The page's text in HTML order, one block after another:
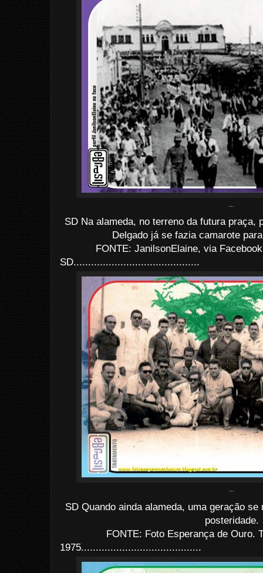
SD Na alameda, no terreno da futura praça,
Delgado já se fazia camarote
FONTE: JanilsonElaine, via
SD...........................................
SD Quando ainda alameda, uma geração
posteridade.
FONTE: Foto Esperança de Ouro.
1975.........................................